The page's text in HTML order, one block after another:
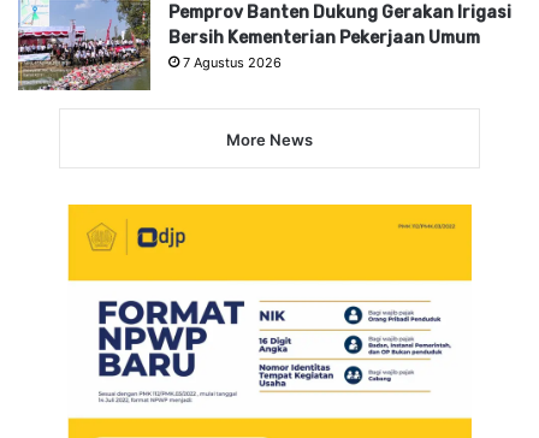
Pemprov Banten Dukung Gerakan Irigasi
Bersih Kementerian Pekerjaan Umum
7 Agustus 2026
More News